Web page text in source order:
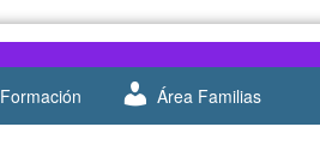
Formación Área Familias